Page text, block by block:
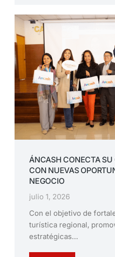
ÁNCASH CONECTA SU
CON NUEVAS
NEGOCIO
julio 1, 2026
Con el objetivo de
turística regional,
estratégicas…